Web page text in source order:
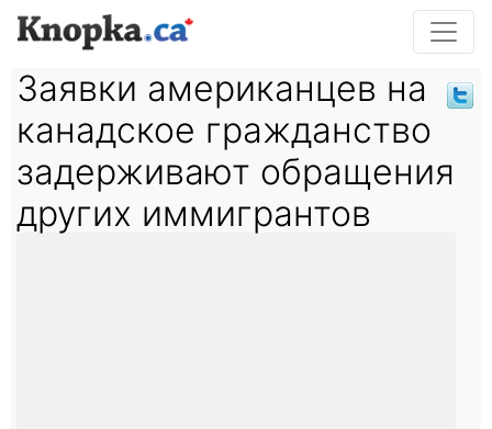
Заявки американцев на
канадское гражданство
задерживают обращения
других иммигрантов